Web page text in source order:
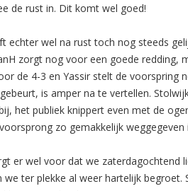
de rust in. Dit komt wel goed!
echter wel na rust toch nog steeds
zorgt nog voor een goede redding,
de 4-3 en Yassir stelt de voorspring
is amper na te vertellen.
het publiek knippert even met de
zo gemakkelijk weggegeven
er wel voor dat we zaterdagochtend
we ter plekke al weer hartelijk